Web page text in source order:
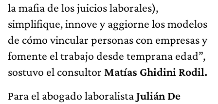
la mafia de los juicios laborales),
simplifique, innove y aggiorne los modelos
de cómo vincular personas con empresas y
fomente el trabajo desde temprana edad”,
sostuvo el consultor Matías Ghidini Rodil.
Para el abogado laboralistaJulián De